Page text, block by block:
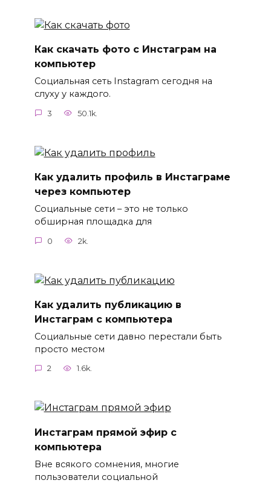
Как скачать фото с Инстаграм на
компьютер
Социальная сеть Instagram сегодня на
слуху у каждого.
3 50.1k.
Как удалить профиль в Инстаграме
через компьютер
Социальные сети – это не только
обширная площадка для
0 2k.
Как удалить публикацию в
Инстаграм с компьютера
Социальные сети давно перестали быть
просто местом
2 1.6k.
Инстаграм прямой эфир с
компьютера
Вне всякого сомнения, многие
пользователи социальной